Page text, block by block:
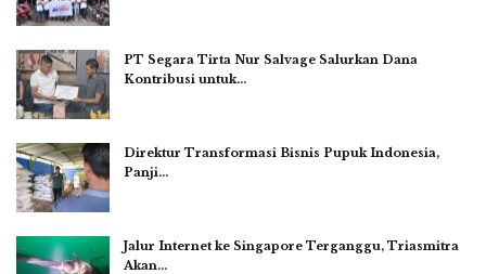
PT Segara Tirta Nur Salvage Salurkan Dana
Kontribusi untuk…
Direktur Transformasi Bisnis Pupuk Indonesia,
Panji…
Jalur Internet ke Singapore Terganggu, Triasmitra
Akan…